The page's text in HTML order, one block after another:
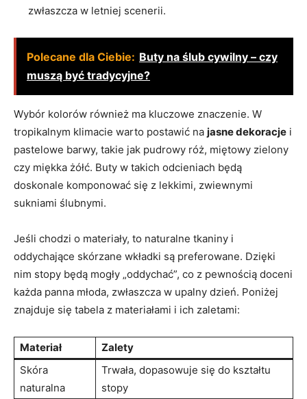
zwłaszcza w letniej scenerii.
Polecane dla Ciebie: Buty na ślub cywilny – czy
muszą być tradycyjne?
Wybór kolorów również ma kluczowe znaczenie. W
tropikalnym klimacie warto postawić na jasne dekoracje i
pastelowe barwy, takie jak pudrowy róż, miętowy zielony
czy miękka żółć. Buty w takich odcieniach będą
doskonale komponować się z lekkimi, zwiewnymi
sukniami ślubnymi.
Jeśli chodzi o materiały, to naturalne tkaniny i
oddychające skórzane wkładki są preferowane. Dzięki
nim stopy będą mogły „oddychać”, co z pewnością doceni
każda panna młoda, zwłaszcza w upalny dzień. Poniżej
znajduje się tabela z materiałami i ich zaletami:
Materiał
Zalety
Skóra
naturalna
Trwała, dopasowuje się do kształtu
stopy